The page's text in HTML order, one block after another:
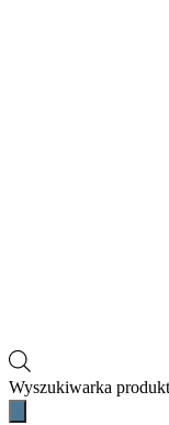
Wyszukiwarka